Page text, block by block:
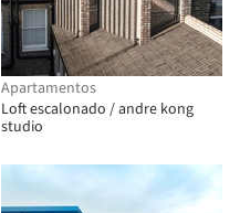
Apartamentos
Loft escalonado / andre kong
studio